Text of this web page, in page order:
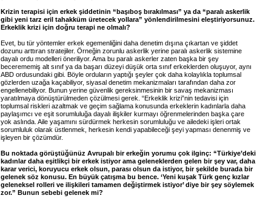
Krizin terapisi için erkek şiddetinin “başıboş bırakılması” ya da “paralı askerlik
gibi yeni tarz eril tahakküm üretecek yollara” yönlendirilmesini eleştiriyorsunuz.
Erkeklik krizi için doğru terapi ne olmalı?
Evet, bu tür yöntemler erkek egemenliğini daha denetim dışına çıkartan ve şiddet
dozunu arttıran stratejiler. Örneğin zorunlu askerlik yerine paralı askerlik sistemine
dayalı ordu modelleri öneriliyor. Ama bu paralı askerler zaten başka bir şey
becerememiş alt sınıf ya da başarı düzeyi düşük orta sınıf erkeklerden oluşuyor, aynı
ABD ordusundaki gibi. Böyle orduların yaptığı şeyler çok daha kolaylıkla toplumsal
gözlerden uzağa kaçabiliyor, siyasal denetim mekanizmaları tarafından daha zor
engellenebiliyor. Bunun yerine güvenlik gereksinmesinin bir savaş mekanizması
yaratılmaya dönüştürülmeden çözülmesi gerek. “Erkeklik krizi”nin tedavisi için
toplumsal riskleri azaltmak ve geçim sağlama konusunda erkeklerin kadınlarla daha
paylaşımcı ve eşit sorumluluğa dayalı ilişkiler kurmayı öğrenmelerinden başka çare
yok aslında. Aile yaşamını sürdürmek herkesin sorumluluğu ve ailedeki işleri ortak
sorumluluk olarak üstlenmek, herkesin kendi yapabileceği şeyi yapması denenmiş ve
işleyen bir çözümdür.
Bu noktada görüştüğünüz Avrupalı bir erkeğin yorumu çok ilginç: “Türkiye’deki
kadınlar daha eşitlikçi bir erkek istiyor ama geleneklerden gelen bir şey var, daha
karar verici, koruyucu erkek olsun, parası olsun da istiyor, bir şekilde burada bir
gelenek söz konusu. En büyük çatışma bu bence. ‘Yeni kuşak Türk genç kızlar
geleneksel rolleri ve ilişkileri tamamen değiştirmek istiyor’ diye bir şey söylemek
zor.” Bunun sebebi gelenek mi?